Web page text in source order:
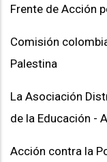
Frente de Acción
Comisión
Palestina
La Asociación
de la Educación -
Acción contra la